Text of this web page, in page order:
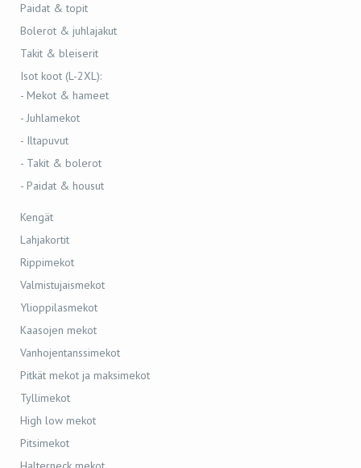
Paidat & topit
Bolerot & juhlajakut
Takit & bleiserit
Isot koot (L-2XL):
- Mekot & hameet
- Juhlamekot
- Iltapuvut
- Takit & bolerot
- Paidat & housut
Kengät
Lahjakortit
Rippimekot
Valmistujaismekot
Ylioppilasmekot
Kaasojen mekot
Vanhojentanssimekot
Pitkät mekot ja maksimekot
Tyllimekot
High low mekot
Pitsimekot